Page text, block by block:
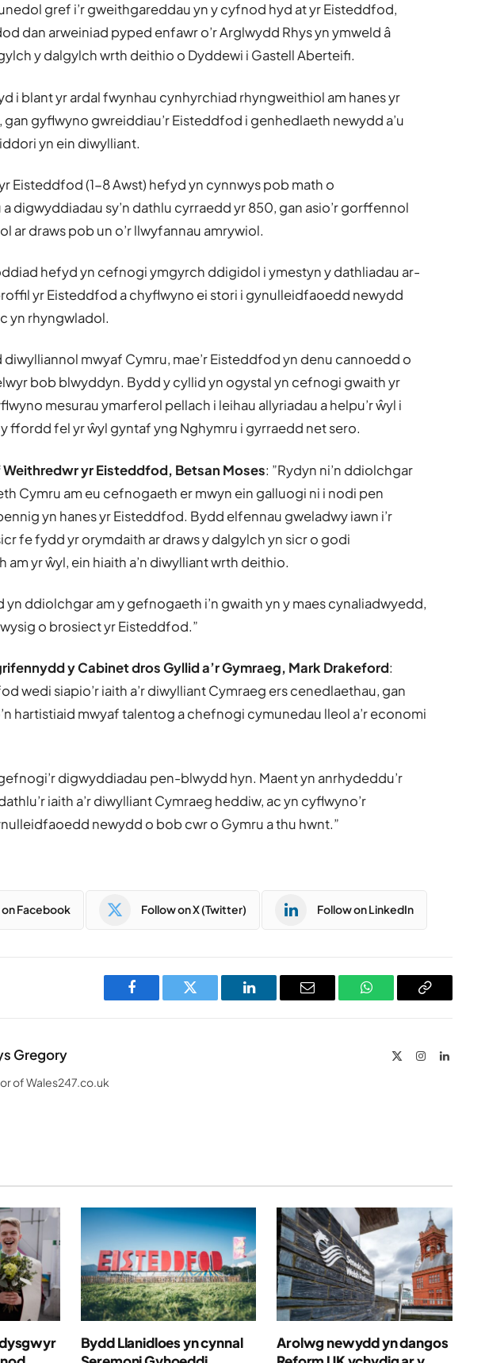
gref i’r gweithgareddau yn y cyfnod hyd at yr Eisteddfod,
dan arweiniad pyped enfawr o’r Arglwydd Rhys yn ymweld â
y dalgylch wrth deithio o Dyddewi i Gastell Aberteifi.
i blant yr ardal fwynhau cynhyrchiad rhyngweithiol am hanes yr
gan gyflwyno gwreiddiau’r Eisteddfod i genhedlaeth newydd a’u
yn ein diwylliant.
Eisteddfod (1-8 Awst) hefyd yn cynnwys pob math o
digwyddiadau sy’n dathlu cyrraedd yr 850, gan asio’r gorffennol
ar draws pob un o’r llwyfannau amrywiol.
hefyd yn cefnogi ymgyrch ddigidol i ymestyn y dathliadau ar-
yr Eisteddfod a chyflwyno ei stori i gynulleidfaoedd newydd
yn rhyngwladol.
mwyaf Cymru, mae’r Eisteddfod yn denu cannoedd o
bob blwyddyn. Bydd y cyllid yn ogystal yn cefnogi gwaith yr
mesurau ymarferol pellach i leihau allyriadau a helpu’r ŵyl i
y ffordd fel yr ŵyl gyntaf yng Nghymru i gyrraedd net sero.
Weithredwr yr Eisteddfod, Betsan Moses: ”Rydyn ni’n ddiolchgar
Cymru am eu cefnogaeth er mwyn ein galluogi ni i nodi pen
yn hanes yr Eisteddfod. Bydd elfennau gweladwy iawn i’r
fe fydd yr orymdaith ar draws y dalgylch yn sicr o godi
yr ŵyl, ein hiaith a’n diwylliant wrth deithio.
yn ddiolchgar am y gefnogaeth i’n gwaith yn y maes cynaliadwyedd,
o brosiect yr Eisteddfod.”
y Cabinet dros Gyllid a’r Gymraeg, Mark Drakeford:
wedi siapio’r iaith a’r diwylliant Cymraeg ers cenedlaethau, gan
hartistiaid mwyaf talentog a chefnogi cymunedau lleol a’r economi
digwyddiadau pen-blwydd hyn. Maent yn anrhydeddu’r
iaith a’r diwylliant Cymraeg heddiw, ac yn cyflwyno’r
newydd o bob cwr o Gymru a thu hwnt.”
Facebook Follow on X (Twitter) Follow on LinkedIn
Facebook Twitter LinkedIn Email WhatsAppCopy
Gregory InstagramLinkedIn
of Wales247.co.uk
Bydd Llanidloes yn cynnal
Arolwg newydd yn dangos